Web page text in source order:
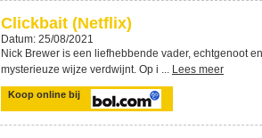
Clickbait (Netflix)
Datum: 25/08/2021
Nick Brewer is een liefhebbende vader, echtgenoot
mysterieuze wijze verdwijnt. Op i ... Lees meer
Koop online bij